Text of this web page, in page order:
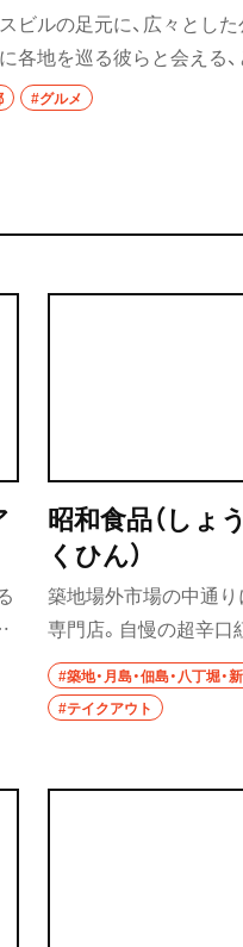
ビルの足元に、広々とし
各地を巡る彼らと会える
#グルメ
昭和食品（しょ
くひん）
築地場外市場の中通
専門店。自慢の超辛口
め、北海道産の時鮭、
な鮭がずらりと並んで
鮭をおにぎりにするに
わいのハーモニーを
#築地・月島・佃島・八丁堀・
#テイクアウト